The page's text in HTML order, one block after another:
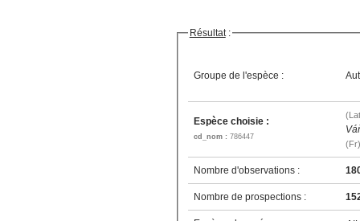
Résultat:
Groupe de l'espèce :
Espèce choisie :
cd_nom : 786447
(Fr)
Nombre d'observations :
Nombre de prospections :